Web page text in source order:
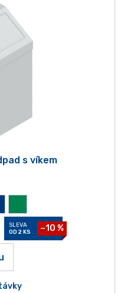
s víkem
SLEVA
OD 2 KS
−10 %